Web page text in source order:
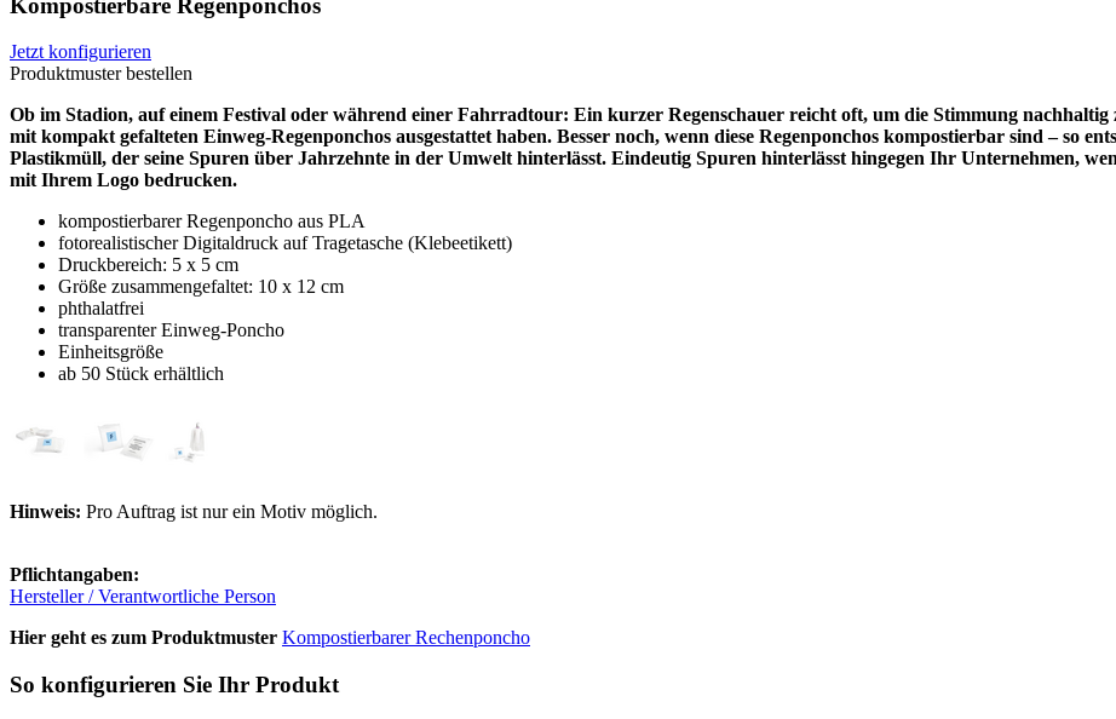
Kompostierbare Regenponchos
Jetzt konfigurieren
Produktmuster bestellen
Ob im Stadion, auf einem Festival oder während einer Fahrradtour: Ein kurzer Regenschauer reicht oft, um die Stimmung
mit kompakt gefalteten Einweg-Regenponchos ausgestattet haben. Besser noch, wenn diese Regenponchos kompostierbar sind – so
Plastikmüll, der seine Spuren über Jahrzehnte in der Umwelt hinterlässt. Eindeutig Spuren hinterlässt hingegen Ihr Unternehmen,
mit Ihrem Logo bedrucken.
kompostierbarer Regenponcho aus PLA
fotorealistischer Digitaldruck auf Tragetasche (Klebeetikett)
Druckbereich: 5 x 5 cm
Größe zusammengefaltet: 10 x 12 cm
phthalatfrei
transparenter Einweg-Poncho
Einheitsgröße
ab 50 Stück erhältlich
Hinweis: Pro Auftrag ist nur ein Motiv möglich.
Pflichtangaben:
Hersteller / Verantwortliche Person
Hier geht es zum Produktmuster Kompostierbarer Rechenponcho
So konfigurieren Sie Ihr Produkt